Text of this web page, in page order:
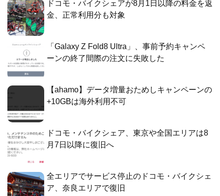
ドコモ・バイクシェアが8月1日以降の料金を返
金、正常利用分も対象
「Galaxy Z Fold8 Ultra」、事前予約キャンペ
ーンの終了間際の注文に失敗した
【ahamo】データ増量おためしキャンペーンの
+10GBは海外利用不可
ドコモ・バイクシェア、東京や全国エリアは8
月7日以降に復旧へ
全エリアでサービス停止のドコモ・バイクシェ
ア、奈良エリアで復旧